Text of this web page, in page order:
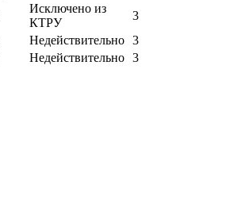
Исключено из
КТРУ
3
Недействительно 3
Недействительно 3